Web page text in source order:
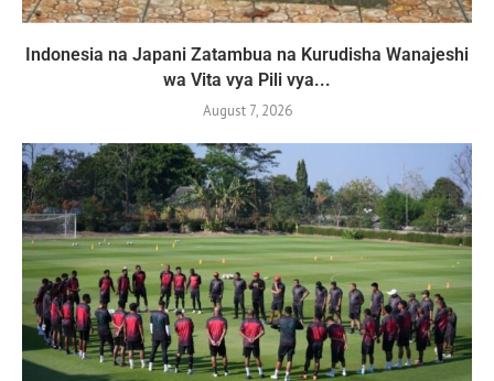
Indonesia na Japani Zatambua na Kurudisha Wanajeshi
wa Vita vya Pili vya...
August 7, 2026